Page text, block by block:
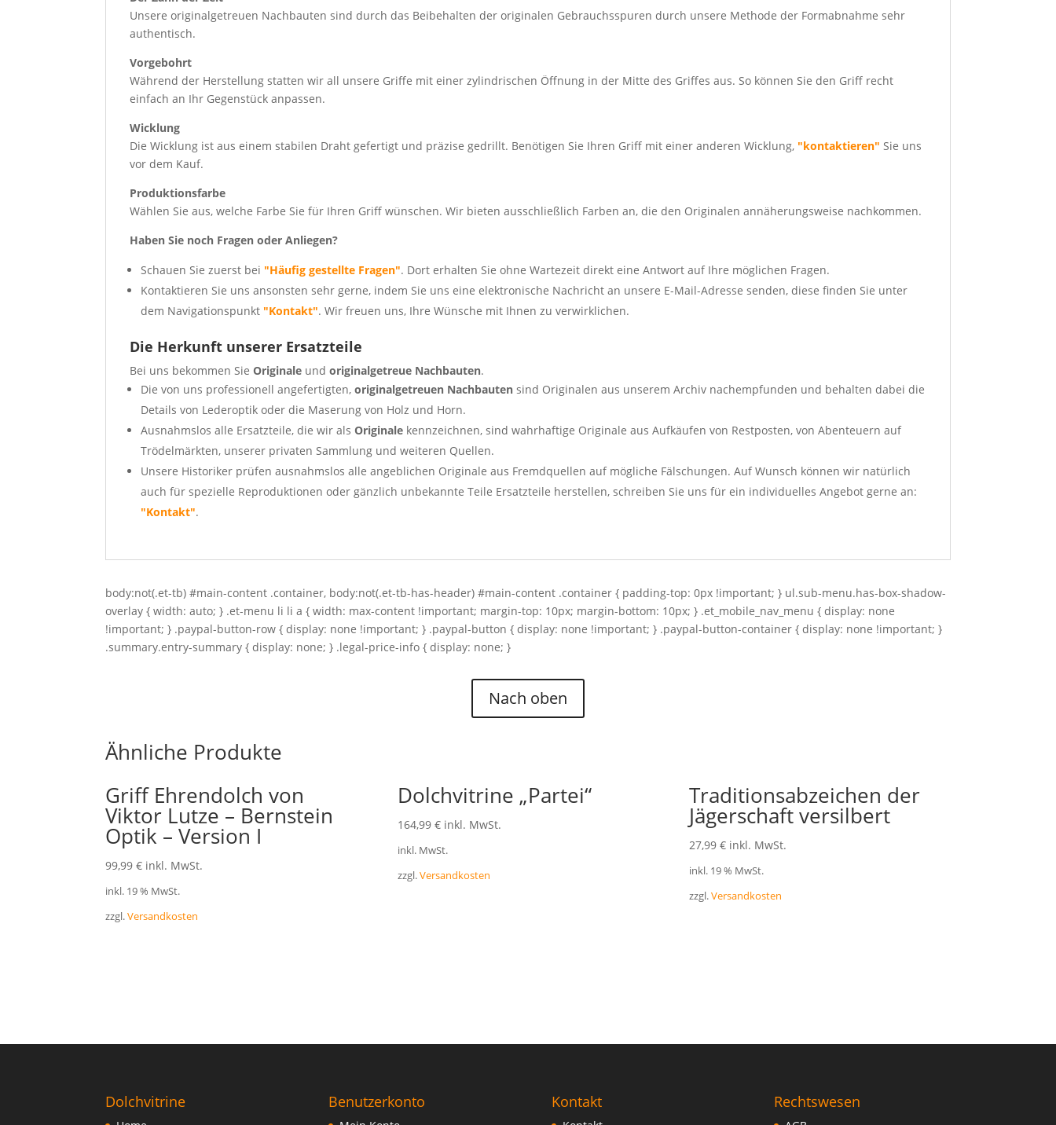
Unsere originalgetreuen Nachbauten sind durch das Beibehalten der originalen Gebrauchsspuren durch unsere Methode der Formabnahme sehr
authentisch.
Vorgebohrt
Während der Herstellung statten wir all unsere Griffe mit einer zylindrischen Öffnung in der Mitte des Griffes aus. So können Sie den Griff recht
einfach an Ihr Gegenstück anpassen.
Wicklung
Die Wicklung ist aus einem stabilen Draht gefertigt und präzise gedrillt. Benötigen Sie Ihren Griff mit einer anderen Wicklung, "kontaktieren" Sie uns
vor dem Kauf.
Produktionsfarbe
Wählen Sie aus, welche Farbe Sie für Ihren Griff wünschen. Wir bieten ausschließlich Farben an, die den Originalen annäherungsweise nachkommen.
Haben Sie noch Fragen oder Anliegen?
Schauen Sie zuerst bei "Häufig gestellte Fragen". Dort erhalten Sie ohne Wartezeit direkt eine Antwort auf Ihre möglichen Fragen.
Kontaktieren Sie uns ansonsten sehr gerne, indem Sie uns eine elektronische Nachricht an unsere E-Mail-Adresse senden, diese finden Sie unter
dem Navigationspunkt "Kontakt". Wir freuen uns, Ihre Wünsche mit Ihnen zu verwirklichen.
Die Herkunft unserer Ersatzteile
Bei uns bekommen SieOriginale undoriginalgetreue Nachbauten.
Die von uns professionell angefertigten,originalgetreuen Nachbauten sind Originalen aus unserem Archiv nachempfunden und behalten dabei die
Details von Lederoptik oder die Maserung von Holz und Horn.
Ausnahmslos alle Ersatzteile, die wir alsOriginale kennzeichnen, sind wahrhaftige Originale aus Aufkäufen von Restposten, von Abenteuern auf
Trödelmärkten, unserer privaten Sammlung und weiteren Quellen.
Unsere Historiker prüfen ausnahmslos alle angeblichen Originale aus Fremdquellen auf mögliche Fälschungen. Auf Wunsch können wir natürlich
auch für spezielle Reproduktionen oder gänzlich unbekannte Teile Ersatzteile herstellen, schreiben Sie uns für ein individuelles Angebot gerne an:
"Kontakt".
body:not(.et-tb) #main-content .container, body:not(.et-tb-has-header) #main-content .container { padding-top: 0px !important; } ul.sub-menu.has-box-shadow-
overlay { width: auto; } .et-menu li li a { width: max-content !important; margin-top: 10px; margin-bottom: 10px; } .et_mobile_nav_menu { display: none
!important; } .paypal-button-row { display: none !important; } .paypal-button { display: none !important; } .paypal-button-container { display: none !important; }
.summary.entry-summary { display: none; } .legal-price-info { display: none; }
Nach oben
Ähnliche Produkte
Griff Ehrendolch von
Viktor Lutze – Bernstein
Optik – Version I
99,99€ inkl. MwSt.
inkl. 19 % MwSt.
zzgl.Versandkosten
Dolchvitrine „Partei“
164,99 € inkl. MwSt.
inkl. MwSt.
zzgl.Versandkosten
Traditionsabzeichen der
Jägerschaft versilbert
27,99€ inkl. MwSt.
inkl. 19 % MwSt.
zzgl.Versandkosten
Dolchvitrine Benutzerkonto Kontakt Rechtswesen